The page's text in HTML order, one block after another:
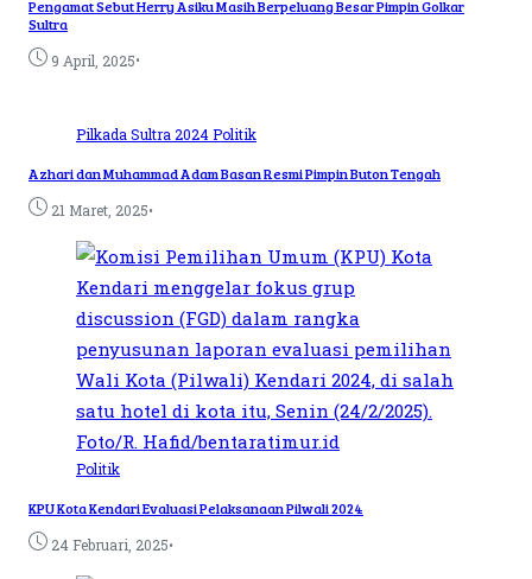
Pengamat Sebut Herry Asiku Masih Berpeluang Besar Pimpin Golkar
Sultra
9 April, 2025•
Pilkada Sultra 2024Politik
Azhari dan Muhammad Adam Basan Resmi Pimpin Buton Tengah
21 Maret, 2025•
Politik
KPU Kota Kendari Evaluasi Pelaksanaan Pilwali 2024
24 Februari, 2025•